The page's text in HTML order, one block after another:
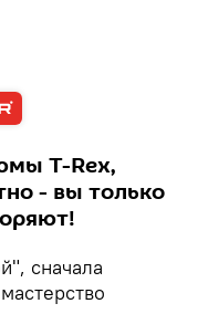
T-Rex,
- вы только
сначала